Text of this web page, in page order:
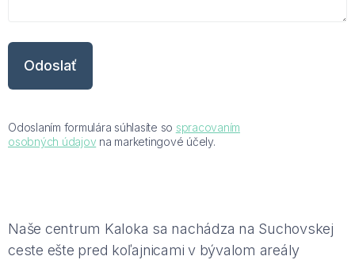
Odoslaním formulára súhlasíte so spracovaním
osobných údajov na marketingové účely.
Naše centrum Kaloka sa nachádza na Suchovskej
ceste ešte pred koľajnicami v bývalom areály